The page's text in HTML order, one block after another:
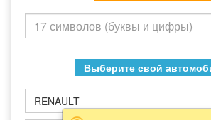
Выберите свой
RENAULT